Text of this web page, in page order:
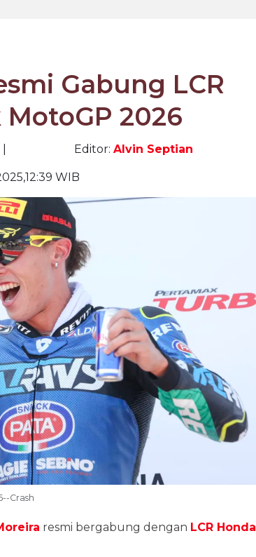
Gabung LCR
2026
Editor: Alvin Septian
WIB
Crash
resmi bergabung dengan LCR Honda